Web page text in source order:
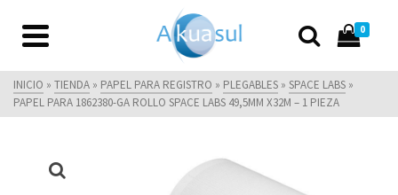
0
INICIO » TIENDA » PAPEL PARA REGISTRO » PLEGABLES » SPACE LABS »
PAPEL PARA 1862380-GA ROLLO SPACE LABS 49,5MM X32M – 1 PIEZA